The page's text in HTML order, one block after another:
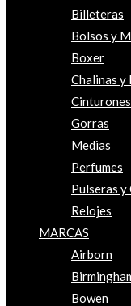
Billeteras
Bolsos y
Boxer
Chalinas y
Cinturones
Gorras
Medias
Perfumes
Pulseras y
Relojes
MARCAS
Airborn
Bowen